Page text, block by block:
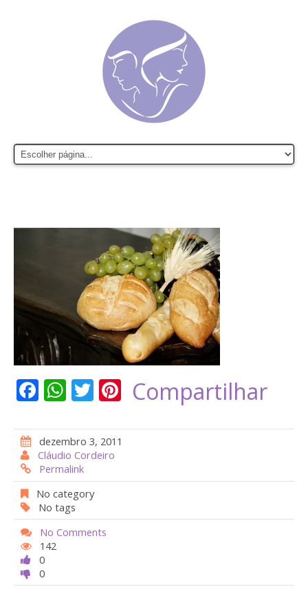
F
e
b
o
o
k
W
at
s
A
p
p
T
itt
er
Pi
er
st
Compartilhar
dezembro 3, 2011
Cláudio Cordeiro
Permalink
No category
No tags
No Comments
142
0
0